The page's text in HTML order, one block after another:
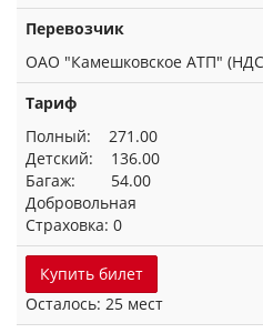
Перевозчик
ОАО "Камешковское АТП"
Тариф
Полный: 271.00
Детский: 136.00
Багаж: 54.00
Добровольная
Страховка: 0
Купить билет
Осталось: 25 мест